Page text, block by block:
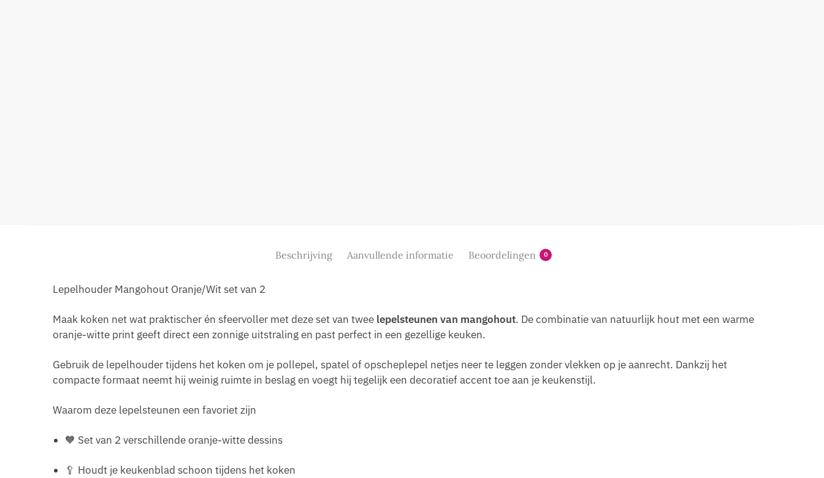
Beschrijving Aanvullende informatie Beoordelingen 0
Lepelhouder Mangohout Oranje/Wit set van 2
Maak koken net wat praktischer én sfeervoller met deze set van twee lepelsteunen van mangohout. De combinatie van natuurlijk hout met een warme
oranje-witte print geeft direct een zonnige uitstraling en past perfect in een gezellige keuken.
Gebruik de lepelhouder tijdens het koken om je pollepel, spatel of opscheplepel netjes neer te leggen zonder vlekken op je aanrecht. Dankzij het
compacte formaat neemt hij weinig ruimte in beslag en voegt hij tegelijk een decoratief accent toe aan je keukenstijl.
Waarom deze lepelsteunen een favoriet zijn
🧡 Set van 2 verschillende oranje-witte dessins
🥄 Houdt je keukenblad schoon tijdens het koken